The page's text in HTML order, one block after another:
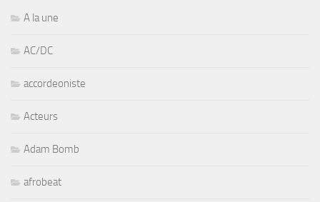
A la une
AC/DC
accordeoniste
Acteurs
Adam Bomb
afrobeat